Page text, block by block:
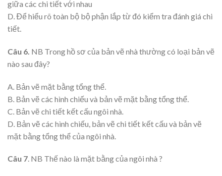
giữa các chi tiết với nhau
D. Để hiểu rõ toàn bộ bộ phận lắp từ đó kiểm tra đánh giá chi
tiết.
Câu 6. NB Trong hồ sơ của bản vẽ nhà thường có loại bản vẽ
nào sau đây?
A. Bản vẽ mặt bằng tổng thể.
B. Bản vẽ các hình chiếu và bản vẽ mặt bằng tổng thể.
C. Bản vẽ chi tiết kết cấu ngôi nhà.
D. Bản vẽ các hình chiếu, bản vẽ chi tiết kết cấu và bản vẽ
mặt bằng tổng thể của ngôi nhà.
Câu 7. NB Thế nào là mặt bằng của ngôi nhà ?